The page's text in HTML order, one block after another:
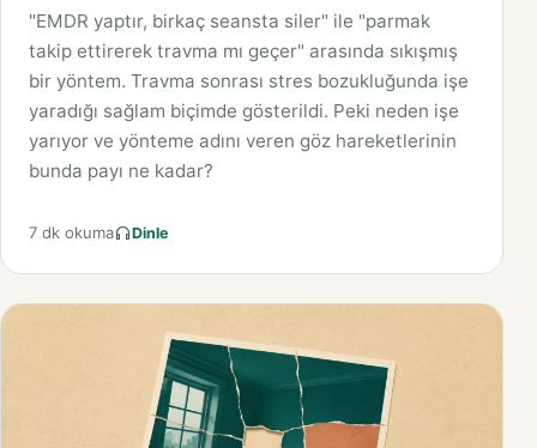
"EMDR yaptır, birkaç seansta siler" ile "parmak
takip ettirerek travma mı geçer" arasında sıkışmış
bir yöntem. Travma sonrası stres bozukluğunda işe
yaradığı sağlam biçimde gösterildi. Peki neden işe
yarıyor ve yönteme adını veren göz hareketlerinin
bunda payı ne kadar?
7 dk okuma Dinle